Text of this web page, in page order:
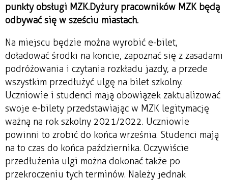
punkty obsługi MZK. Dyżury pracowników MZK będą
odbywać się w sześciu miastach.
Na miejscu będzie można wyrobić e-bilet,
doładować środki na koncie, zapoznać się z zasadami
podróżowania i czytania rozkładu jazdy, a przede
wszystkim przedłużyć ulgę na bilet szkolny.
Uczniowie i studenci mają obowiązek zaktualizować
swoje e-bilety przedstawiając w MZK legitymację
ważną na rok szkolny 2021/2022. Uczniowie
powinni to zrobić do końca września. Studenci mają
na to czas do końca października. Oczywiście
przedłużenia ulgi można dokonać także po
przekroczeniu tych terminów. Należy jednak